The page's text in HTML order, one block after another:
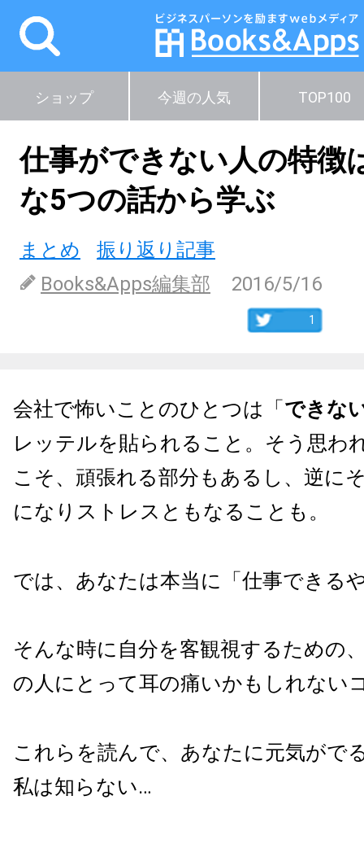
ショップ 今週の人気 TOP100
仕事ができない人の特徴
な5つの話から学ぶ
まとめ
振り返り記事
Books&Apps編集部
2016/5/16
1
会社で怖いことのひとつは「 できな
レッテルを貼られること。そう思わ
こそ、頑張れる部分もあるし、逆に
になりストレスともなることも。
では、あなたは本当に「仕事できる
そんな時に自分を客観視するための
の人にとって耳の痛いかもしれない
これらを読んで、あなたに元気がで
私は知らない…